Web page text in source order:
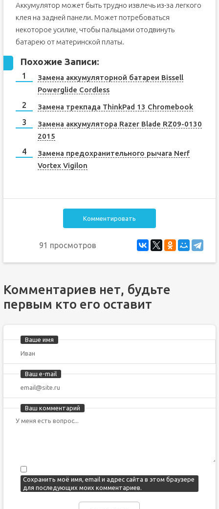
Аккумулятор может быть трудно извлечь из-за легкого
клея на задней панели. Может потребоваться
некоторое усилие, чтобы пальцами отодвинуть
батарею от материнской платы.
Похожие Записи:
Замена аккумуляторной батареи Bissell
Powerglide Cordless
Замена трекпада ThinkPad 13 Chromebook
Замена аккумулятора Razer Blade RZ09-0130
2015
Замена предохранительного рычага Nerf
Vortex Vigilon
Комментировать
91 просмотров
Комментариев нет, будьте
первым кто его оставит
Ваше имя
Ваш e-mail
Ваш комментарий
Сохранить моё имя, email и адрес сайта в этом браузере
для последующих моих комментариев.